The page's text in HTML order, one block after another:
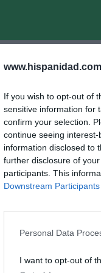
If you wish to opt-out of
sensitive information for
confirm your selection.
continue seeing
information disclosed to
further disclosure of
participants. This
Downstream Participants
Personal Data
I want to opt-out of
No se puede